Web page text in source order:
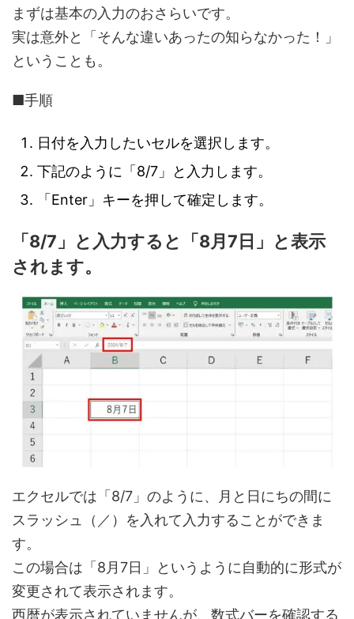
まずは基本の入力のおさらいです。
実は意外と「そんな違いあったの知らなかった！」
ということも。
■手順
日付を入力したいセルを選択します。
下記のように「8/7」と入力します。
「Enter」キーを押して確定します。
「8/7」と入力すると「8月7日」と表示
されます。
エクセルでは「8/7」のように、月と日にちの間に
スラッシュ（／）を入れて入力することができま
す。
この場合は「8月7日」というように自動的に形式が
変更されて表示されます。
西暦が表示されていませんが、数式バーを確認する